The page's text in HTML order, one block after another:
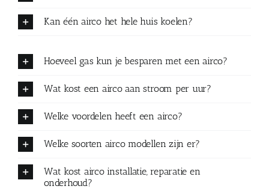
Kan één airco het hele huis koelen?
Hoeveel gas kun je besparen met een airco?
Wat kost een airco aan stroom per uur?
Welke voordelen heeft een airco?
Welke soorten airco modellen zijn er?
Wat kost airco installatie, reparatie en
onderhoud?